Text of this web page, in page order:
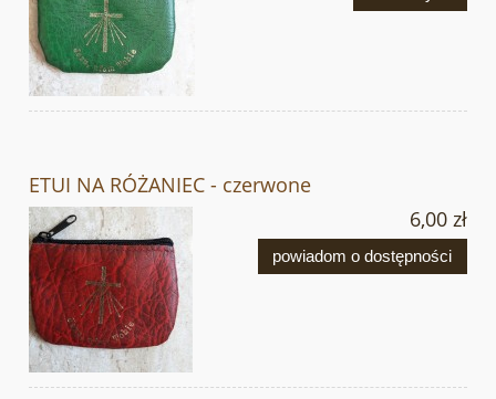
ETUI NA RÓŻANIEC - czerwone
6,00 zł
powiadom o dostępności